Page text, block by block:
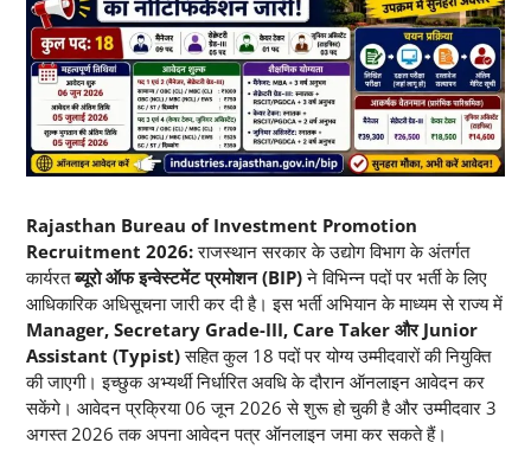
Rajasthan Bureau of Investment Promotion
Recruitment 2026:राजस्थान सरकार के उद्योग विभाग के अंतर्गत
कार्यरतब्यूरो ऑफ इन्वेस्टमेंट प्रमोशन (BIP)ने विभिन्न पदों पर भर्ती के लिए
आधिकारिक अधिसूचना जारी कर दी है। इस भर्ती अभियान के माध्यम से राज्य में
Manager, Secretary Grade-III, Care Taker और Junior
Assistant (Typist)सहित कुल 18 पदों पर योग्य उम्मीदवारों की नियुक्ति
की जाएगी। इच्छुक अभ्यर्थी निर्धारित अवधि के दौरान ऑनलाइन आवेदन कर
सकेंगे। आवेदन प्रक्रिया 06 जून 2026 से शुरू हो चुकी है और उम्मीदवार 3
अगस्त 2026 तक अपना आवेदन पत्र ऑनलाइन जमा कर सकते हैं।